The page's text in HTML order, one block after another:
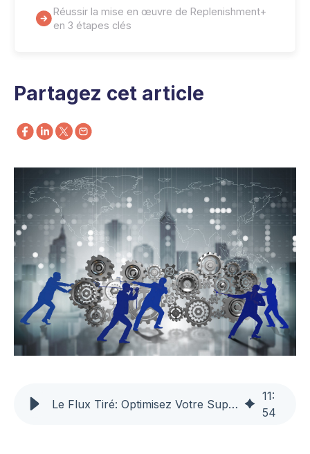
Réussir la mise en œuvre de Replenishment+
en 3 étapes clés
Partagez cet article
Le Flux Tiré: Optimisez Votre Supply Chain avec DDMRP
11:
54